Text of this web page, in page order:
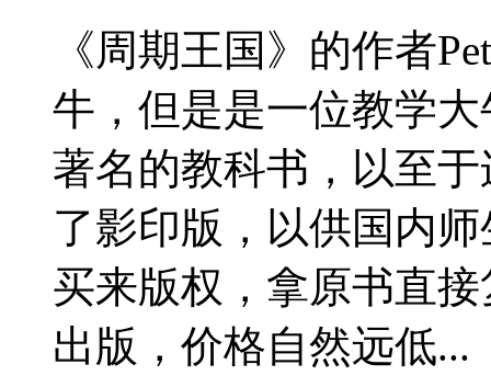
《周期王国》的作者
牛，但是是一位教学
著名的教科书，以至
了影印版，以供国内
买来版权，拿原书直
出版，价格自然远低...